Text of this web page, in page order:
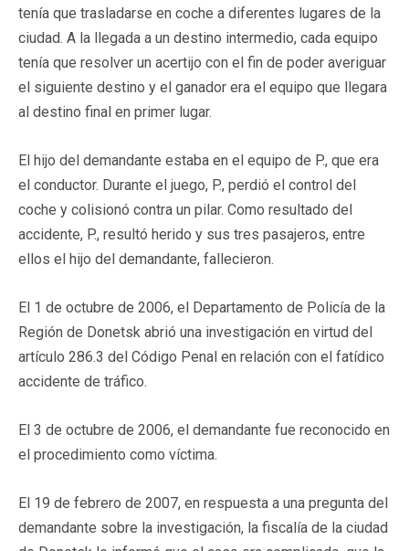
tenía que trasladarse en coche a diferentes lugares de la
ciudad. A la llegada a un destino intermedio, cada equipo
tenía que resolver un acertijo con el fin de poder averiguar
el siguiente destino y el ganador era el equipo que llegara
al destino final en primer lugar.
El hijo del demandante estaba en el equipo de P., que era
el conductor. Durante el juego, P., perdió el control del
coche y colisionó contra un pilar. Como resultado del
accidente, P., resultó herido y sus tres pasajeros, entre
ellos el hijo del demandante, fallecieron.
El 1 de octubre de 2006, el Departamento de Policía de la
Región de Donetsk abrió una investigación en virtud del
artículo 286.3 del Código Penal en relación con el fatídico
accidente de tráfico.
El 3 de octubre de 2006, el demandante fue reconocido en
el procedimiento como víctima.
El 19 de febrero de 2007, en respuesta a una pregunta del
demandante sobre la investigación, la fiscalía de la ciudad